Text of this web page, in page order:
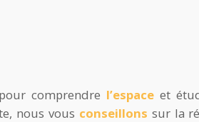
comprendre l’espace et
nous vous conseillons sur la